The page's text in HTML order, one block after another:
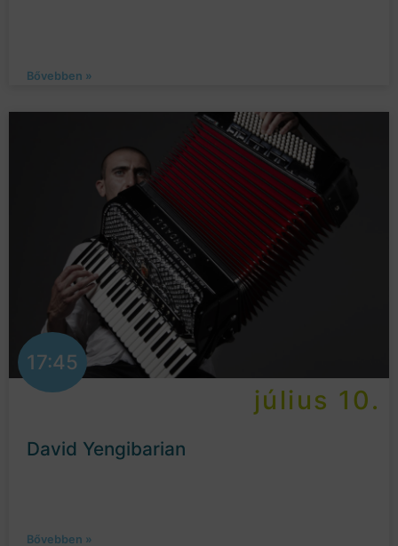
Bővebben »
17:45
július 10.
David Yengibarian
Bővebben »